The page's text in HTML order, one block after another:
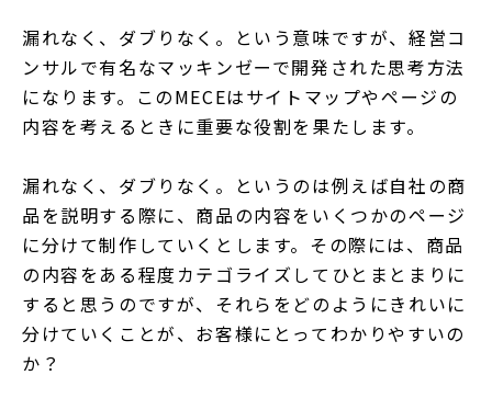
漏れなく、ダブりなく。という意味ですが、経営コ
ンサルで有名なマッキンゼーで開発された思考方法
になります。このMECEはサイトマップやページの
内容を考えるときに重要な役割を果たします。
漏れなく、ダブりなく。というのは例えば自社の商
品を説明する際に、商品の内容をいくつかのページ
に分けて制作していくとします。その際には、商品
の内容をある程度カテゴライズしてひとまとまりに
すると思うのですが、それらをどのようにきれいに
分けていくことが、お客様にとってわかりやすいの
か？